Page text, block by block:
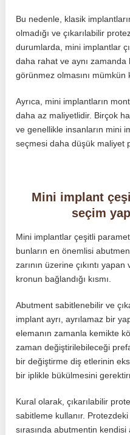
Bu nedenle, klasik
olmadığı ve çıkarılabilir
durumlarda, mini implantlar
daha rahat ve aynı zamanda
görünmez olmasını mümkün
Ayrıca, mini implantların
daha az maliyetlidir. Birçok
ve genellikle insanların mini
seçmesi daha düşük maliyet
Mini implant
seçim
Mini implantlar çeşitli
bunların en önemlisi
zarının üzerine çıkıntı
kronun bağlandığı kısmı.
Abutment sabitlenebilir ve
implant ayrı, ayrılamaz bir
elemanın zamanla kemikte
zaman değiştirilebileceği
bir değiştirme diş etlerinin
bir iplikle bükülmesini
Kural olarak, çıkarılabilir
sabitleme kullanır.
sırasında abutmentin